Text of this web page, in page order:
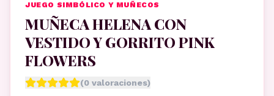
JUEGO SIMBÓLICO Y MUÑECOS
MUÑECA HELENA CON
VESTIDO Y GORRITO PINK
FLOWERS
(0 valoraciones)